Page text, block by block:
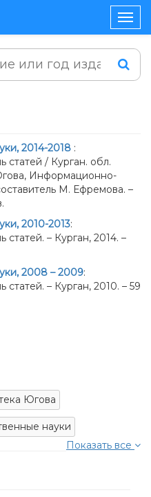
2014-2018 :
статей / Курган. обл.
Информационно-
М. Ефремова. –
2010-2013:
статей. – Курган, 2014. –
2008 – 2009:
– Курган, 2010. – 59
Югова
науки
Показать все